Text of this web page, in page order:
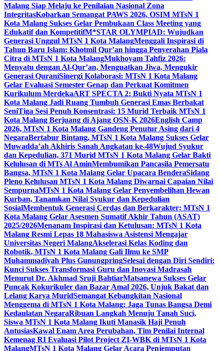
Malang Siap Melaju ke Penilaian Nasional Zona
IntegritasKobarkan Semangat PAWS 2026, OSIM MTsN 1
Kota Malang Sukses Gelar Pembukaan Class Meeting yang
Edukatif dan KompetitifM*STAR OLYMPIAD: Wujudkan
Generasi Unggul MTsN 1 Kota MalangMenggali Inspirasi di
Tahun Baru Islam: Khotmil Qur’an hingga Penyerahan Piala
Citra di MTsN 1 Kota MalangMukhoyam Tahfiz 2026:
Menyatu dengan Al-Qur’an, Menguatkan Jiwa, Mengukir
Generasi QuraniSinergi Kolaborasi: MTsN 1 Kota Malang
Gelar Evaluasi Semester Genap dan Perkuat Komitmen
Kurikulum MerdekaART SPECTA 2: Bukti Nyata MTsN 1
Kota Malang Jadi Ruang Tumbuh Generasi Emas Berbakat
SeniTiga Sesi Penuh Konsentrasi: 15 Murid Terbaik MTsN 1
Kota Malang Berjuang di Ajang OSN-K 2026English Camp
2026, MTsN 1 Kota Malang Gandeng Penutur Asing dari 4
NegaraBertabur Bintang, MTsN 1 Kota Malang Sukses Gelar
Muwadda’ah Akhiris Sanah Angkatan ke-48Wujud Syukur
dan Kepedulian, 371 Murid MTsN 1 Kota Malang Gelar Bakti
Kelulusan di MTs Al AminMembumikan Pancasila Pemersatu
Bangsa, MTsN 1 Kota Malang Gelar Upacara BenderaSidang
Pleno Kelulusan MTsN 1 Kota Malang Diwarnai Capaian Nilai
SempurnaMTsN 1 Kota Malang Gelar Penyembelihan Hewan
Kurban, Tanamkan Nilai Syukur dan Kepedulian
SosialMembentuk Generasi Cerdas dan Berkarakter: MTsN 1
Kota Malang Gelar Asesmen Sumatif Akhir Tahun (ASAT)
2025/2026Menanam Inspirasi dan Ketulusan: MTsN 1 Kota
Malang Resmi Lepas 18 Mahasiswa Asistensi Mengajar
Universitas Negeri MalangAkselerasi Kelas Koding dan
Robotik, MTsN 1 Kota Malang Gali Ilmu ke SMP
Muhammadiyah Plus GunungpringSelesai dengan Diri Sendiri:
Kunci Sukses Transformasi Guru dan Inovasi Madrasah
Menurut Dr. Akhmad Sruji BahtiarMatsanewa Sukses Gelar
Puncak Kokurikuler dan Bazar Amal 2026, Unjuk Bakat dan
Lelang Karya MuridSemangat Kebangkitan Nasional
Menggema di MTsN 1 Kota Malang: Jaga Tunas Bangsa Demi
Kedaulatan NegaraRibuan Langkah Menuju Tanah Suci,
Siswa MTsN 1 Kota Malang Ikuti Manasik Haji Penuh
AntusiasKawal Enam Area Perubahan, Tim Penilai Internal
Kemenag RI Evaluasi Pilot Project ZI-WBK di MTsN 1 Kota
MalangMTsN 1 Kota Malang Gelar Acara Penjemputan